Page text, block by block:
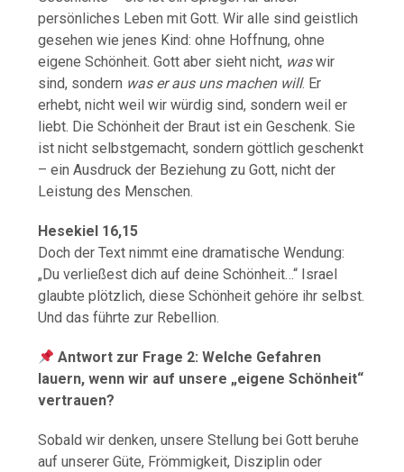
persönliches Leben mit Gott. Wir alle sind geistlich
gesehen wie jenes Kind: ohne Hoffnung, ohne
eigene Schönheit. Gott aber sieht nicht, waswir
sind, sondern was er aus uns machen will. Er
erhebt, nicht weil wir würdig sind, sondern weil er
liebt. Die Schönheit der Braut ist ein Geschenk. Sie
ist nicht selbstgemacht, sondern göttlich geschenkt
– ein Ausdruck der Beziehung zu Gott, nicht der
Leistung des Menschen.
Hesekiel 16,15
Doch der Text nimmt eine dramatische Wendung:
„Du verließest dich auf deine Schönheit…“ Israel
glaubte plötzlich, diese Schönheit gehöre ihr selbst.
Und das führte zur Rebellion.
Antwort zur Frage 2: Welche Gefahren
lauern, wenn wir auf unsere „eigene Schönheit“
vertrauen?
Sobald wir denken, unsere Stellung bei Gott beruhe
auf unserer Güte, Frömmigkeit, Disziplin oder